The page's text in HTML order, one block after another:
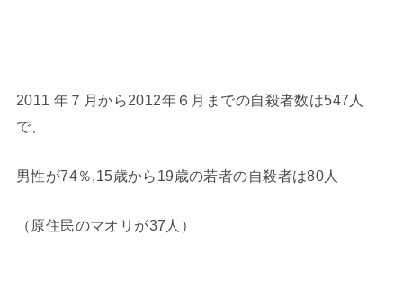
2011 年７月から2012年６月までの自殺者数は547人
で、
男性が74％,15歳から19歳の若者の自殺者は80人
（原住民のマオリが37人）